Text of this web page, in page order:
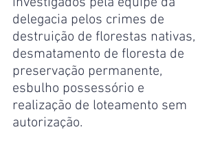
delegacia pelos crimes de
destruição de florestas nativas,
desmatamento de floresta de
preservação permanente,
esbulho possessório e
realização de loteamento sem
autorização.